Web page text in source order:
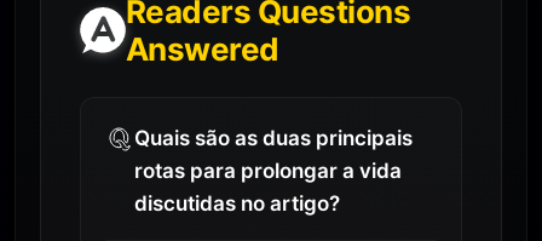
Readers Questions
Answered
Quais são as duas principais
rotas para prolongar a vida
discutidas no artigo?